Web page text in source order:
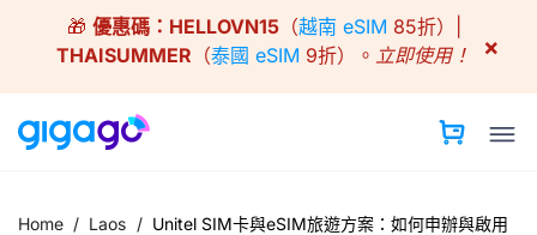
🎁 優惠碼： HELLOVN15（越南 eSIM 85折）|
THAISUMMER （泰國 eSIM 9折）。 立即使用！ ×
Home / Laos / Unitel SIM卡與eSIM旅遊方案：如何申辦與啟用